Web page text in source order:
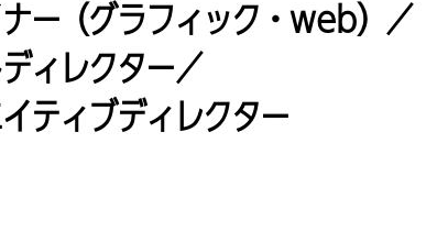
ー（グラフィック・web）／
ィレクター／
ティブディレクター